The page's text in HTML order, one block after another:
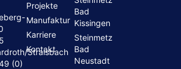
Stralsbach
(0)
Projekte
Manufaktur
Karriere
Kontakt
Bad
Kissingen
Steinmetz
Bad
Neustadt